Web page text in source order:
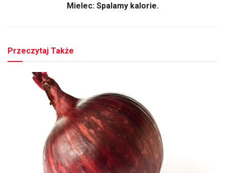
Mielec: Spalamy kalorie.
Przeczytaj Także